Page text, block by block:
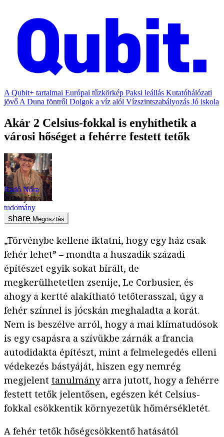
A Qubit+ tartalmai Európai tűzkörkép Paksi leállás Kutatóhálózati
jövő A Duna föntről Dolgok a víz alól Vízszintszabályozás Jó iskola
Akár 2 Celsius-fokkal is enyhíthetik a
városi hőséget a fehérre festett tetők
Radó Nóra
2024. július 16.
tudomány
Megosztás
„Törvénybe kellene iktatni, hogy egy ház csak
fehér lehet” – mondta a huszadik századi
építészet egyik sokat bírált, de
megkerülhetetlen zsenije, Le Corbusier, és
ahogy a kertté alakítható tetőterasszal, úgy a
fehér színnel is jócskán meghaladta a korát.
Nem is beszélve arról, hogy a mai klímatudósok
is egy csapásra a szívükbe zárnák a francia
autodidakta építészt, mint a felmelegedés elleni
védekezés bástyáját, hiszen egy nemrég
megjelent tanulmányarra jutott, hogy a fehérre
festett tetők jelentősen, egészen két Celsius-
fokkal csökkentik környezetük hőmérsékletét.
A fehér tetők hőségcsökkentő hatásától